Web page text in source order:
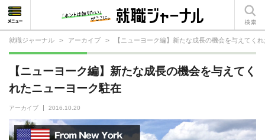
就職ジャーナル > アーカイブ > 【ニューヨーク編】新たな成長の機会を与えてく
【ニューヨーク編】新たな成長の機会を与えてく
れたニューヨーク駐在
アーカイブ 2016.10.20
就活相談
就活ノウハウ
仕事の選び方・ヒント
仕事とは？